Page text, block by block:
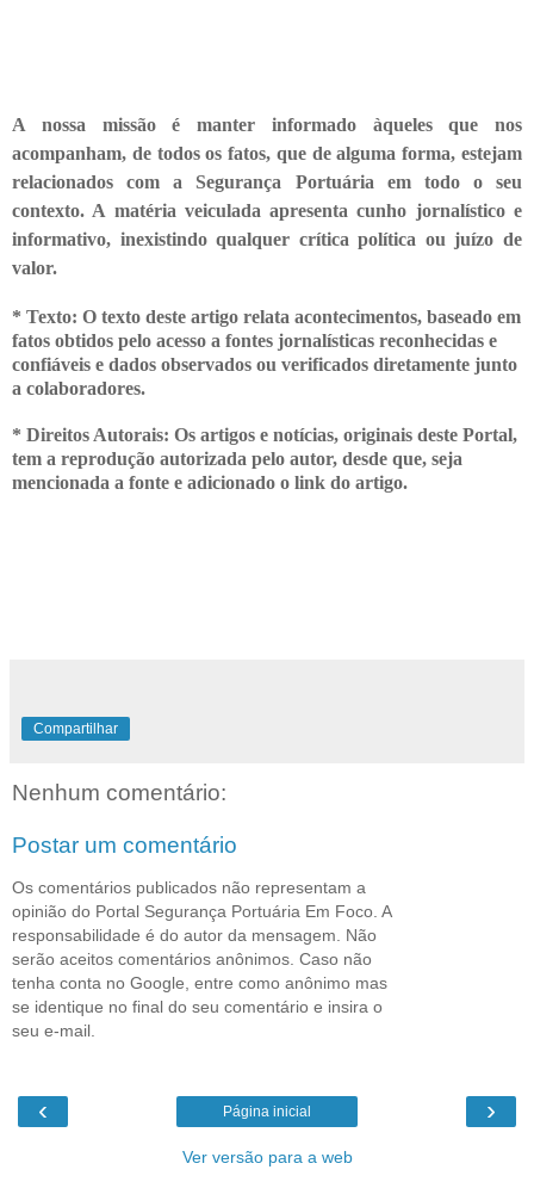
A nossa missão é manter informado àqueles que nos
acompanham, de todos os fatos, que de alguma forma, estejam
relacionados com a Segurança Portuária em todo o seu
contexto. A matéria veiculada apresenta cunho jornalístico e
informativo, inexistindo qualquer críticapolítica ou juízo de
valor.
* Texto: O texto deste artigo relata acontecimentos, baseado em
fatos obtidos pelo acesso a fontes jornalísticas reconhecidas e
confiáveis e dados observados ou verificados diretamente junto
a colaboradores.
* Direitos Autorais: Os artigos e notícias, originais deste Portal,
tem a reprodução autorizada pelo autor, desde que, seja
mencionada a fonte e adicionado o link do artigo.
Compartilhar
Nenhum comentário:
Postar um comentário
Os comentários publicados não representam a
opinião do Portal Segurança Portuária Em Foco. A
responsabilidade é do autor da mensagem. Não
serão aceitos comentários anônimos. Caso não
tenha conta no Google, entre como anônimo mas
se identique no final do seu comentário e insira o
seu e-mail.
‹ ›
Página inicial
Ver versão para a web